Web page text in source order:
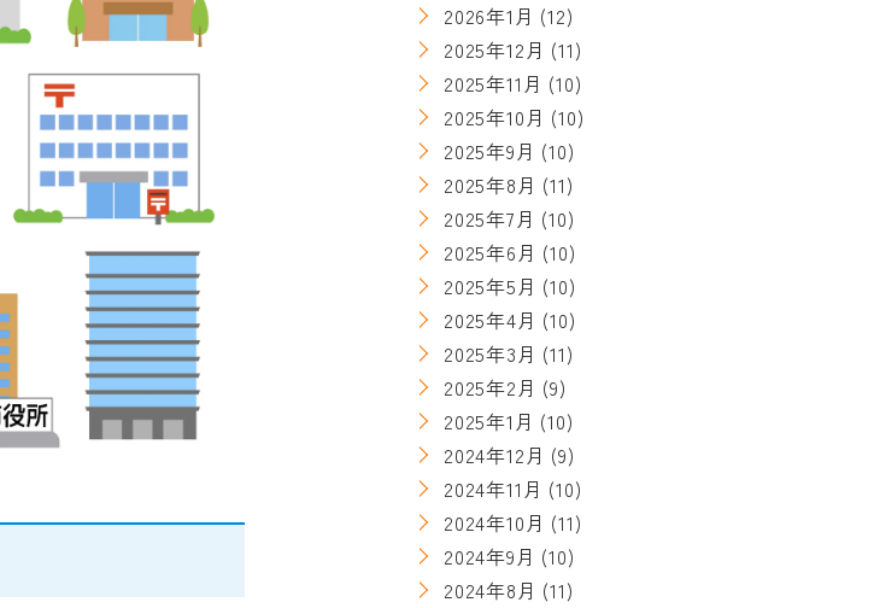
2026年1月 (12)
2025年12月 (11)
2025年11月 (10)
2025年10月 (10)
2025年9月 (10)
2025年8月 (11)
2025年7月 (10)
2025年6月 (10)
2025年5月 (10)
2025年4月 (10)
2025年3月 (11)
2025年2月 (9)
2025年1月 (10)
2024年12月 (9)
2024年11月 (10)
2024年10月 (11)
2024年9月 (10)
2024年8月 (11)